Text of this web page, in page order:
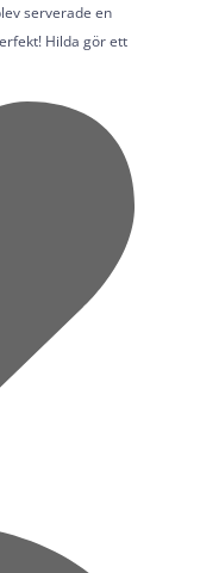
serverade en
Hilda gör ett